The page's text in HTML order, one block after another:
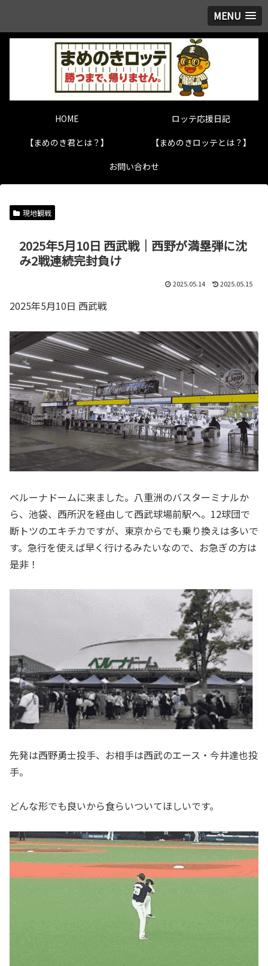
MENU
HOME
ロッテ応援日記
【まめのき君とは？】
【まめのきロッテとは？】
お問い合わせ
現地観戦
2025年5月10日 西武戦｜西野が満塁弾に沈
み2戦連続完封負け
2025.05.14 2025.05.15
2025年5月10日 西武戦
ベルーナドームに来ました。八重洲のバスターミナルか
ら、池袋、西所沢を経由して西武球場前駅へ。12球団で
断トツのエキチカですが、東京からでも乗り換えは多いで
す。急行を使えば早く行けるみたいなので、お急ぎの方は
是非！
先発は西野勇士投手、お相手は西武のエース・今井達也投
手。
どんな形でも良いから食らいついてほしいです。